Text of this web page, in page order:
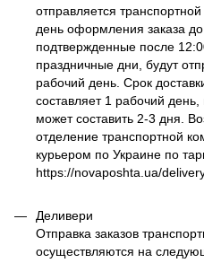
отправляется
день оформления заказа
подтвержденные после
праздничные дни, будут
рабочий день. Срок
составляет 1 рабочий день,
может составить 2-3 дня.
отделение транспортной
курьером по Украине по
https://novaposhta.ua/
Деливери
Отправка заказов
осуществляются на